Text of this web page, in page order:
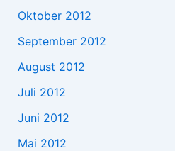
Oktober 2012
September 2012
August 2012
Juli 2012
Juni 2012
Mai 2012